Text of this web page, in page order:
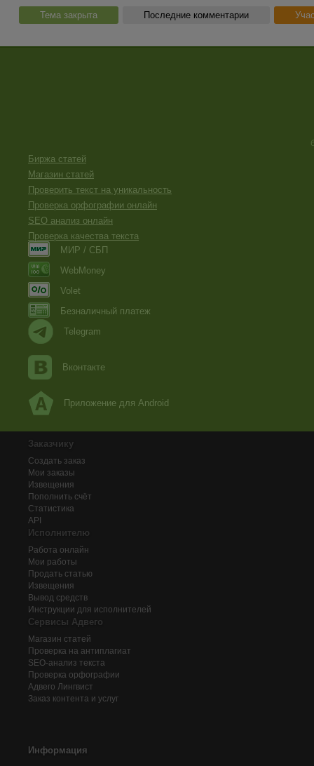
Тема закрыта Последние комментарии
Биржа статей
Магазин статей
Проверить текст на уникальность
Проверка орфографии онлайн
SEO анализ онлайн
Проверка качества текста
МИР / СБП
WebMoney
Volet
Безналичный платеж
Telegram
Вконтакте
Приложение для Android
Заказчику
Создать заказ
Мои заказы
Извещения
Пополнить счёт
Статистика
API
Исполнителю
Работа онлайн
Мои работы
Продать статью
Извещения
Вывод средств
Инструкции для исполнителей
Сервисы Адвего
Магазин статей
Проверка на антиплагиат
SEO-анализ текста
Проверка орфографии
Адвего Лингвист
Заказ контента и услуг
Информация